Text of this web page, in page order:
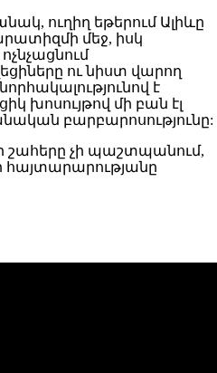
ուղիղ եթերում Ալիևը
մեջ, իսկ
ու նիստ վարող
է
խոսույթով մի բան էլ
բարբարոսությունը:
շահերը չի պաշտպանում,
հայտարարությանը